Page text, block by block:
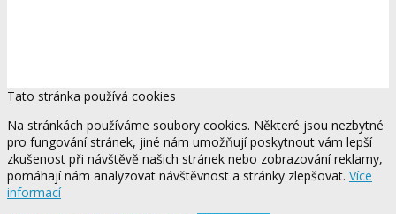
Tato stránka používá cookies
Na stránkách používáme soubory cookies. Některé jsou nezbytné
pro fungování stránek, jiné nám umožňují poskytnout vám lepší
zkušenost při návštěvě našich stránek nebo zobrazování reklamy,
pomáhají nám analyzovat návštěvnost a stránky zlepšovat. Více
informací